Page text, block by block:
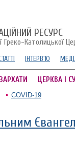
РЕСУРС
Греко-Католицької
ІНТЕРВ'Ю
ЦЕРКВА І
COVID-19